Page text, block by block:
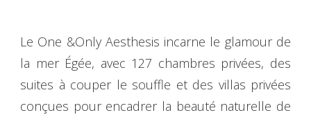
Le One &Only Aesthesis incarne le glamour de
la mer Égée, avec 127 chambres privées, des
suites à couper le souffle et des villas privées
conçues pour encadrer la beauté naturelle de